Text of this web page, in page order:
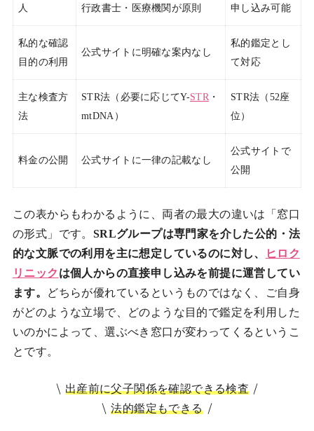
人
行政書士・医療機関が原則
申し込み可能
私的な確認
目的の利用
公式サイトに明確な案内なし
私的鑑定とし
て対応
主な検査方
法
STR法（必要に応じてY-STR ・
mtDNA）
STR法（52座
位）
料金の公開 公式サイトに一律の記載なし
公式サイトで
公開
この表からもわかるように、両者の最大の違いは「窓口
の形式」です。 SRLグループは専門家を介した公的・法
的な文脈での利用を主に想定しているのに対し、
ヒロク
リニック は個人からの直接申し込みを前提に運営してい
ます。
どちらが優れているというものではなく、ご自身
がどのような立場で、どのような目的で鑑定を利用した
いのかによって、選ぶべき窓口が変わってくるというこ
とです。
出産前に父子関係を確認できる検査
法的鑑定もできる